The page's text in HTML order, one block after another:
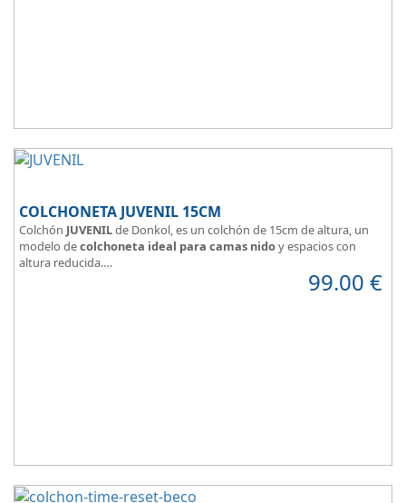
COLCHONETA JUVENIL 15CM
Colchón JUVENILde Donkol, es un colchón de 15cm de altura, un
modelo decolchoneta ideal para camas nidoy espacios con
altura reducida.
suelen elegir
99.00 €